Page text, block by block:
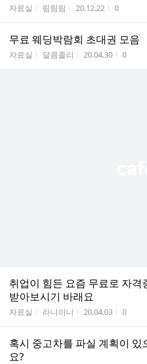
게시판명
자료실 작성자
림림림 작성시간
20.12.22 조회수
0
무료 웨딩박람회 초대권 모음
게시판명
자료실 작성자
달콤졸리 작성시간
20.04.30 조회수
0
취업이 힘든 요즘 무료로 자격
받아보시기 바래요
게시판명
자료실 작성자
라니이니 작성시간
20.04.03 조회수
0
혹시 중고차를 파실 계획이
요?